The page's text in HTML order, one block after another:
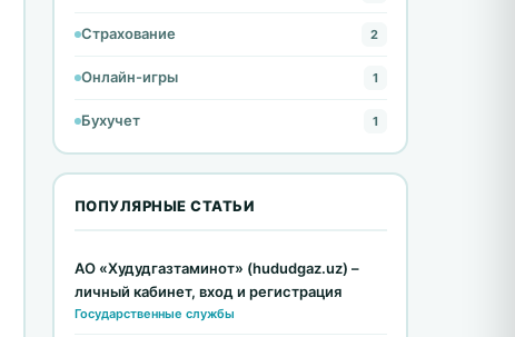
Страхование 2
Онлайн-игры 1
Бухучет 1
ПОПУЛЯРНЫЕ СТАТЬИ
АО «Худудгазтаминот» (hududgaz.uz) –
личный кабинет, вход и регистрация
Государственные службы